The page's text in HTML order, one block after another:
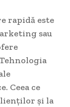
rapidă este
sau
Ceea ce
și la